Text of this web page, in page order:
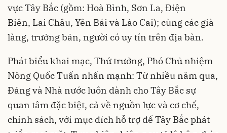
vực Tây Bắc (gồm: Hoà Bình, Sơn La, Điện
Biên, Lai Châu, Yên Bái và Lào Cai); cùng các già
làng, trưởng bản, người có uy tín trên địa bàn.
Phát biểu khai mạc, Thứ trưởng, Phó Chủ nhiệm
Nông Quốc Tuấn nhấn mạnh: Từ nhiều năm qua,
Đảng và Nhà nước luôn dành cho Tây Bắc sự
quan tâm đặc biệt, cả về nguồn lực và cơ chế,
chính sách, với mục đích hỗ trợ để Tây Bắc phát